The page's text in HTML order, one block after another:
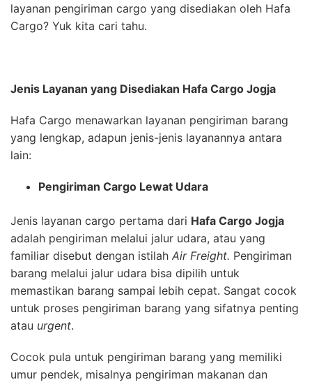
layanan pengiriman cargo yang disediakan oleh Hafa
Cargo? Yuk kita cari tahu.
Jenis Layanan yang Disediakan Hafa Cargo Jogja
Hafa Cargo menawarkan layanan pengiriman barang
yang lengkap, adapun jenis-jenis layanannya antara
lain:
Pengiriman Cargo Lewat Udara
Jenis layanan cargo pertama dari Hafa Cargo Jogja
adalah pengiriman melalui jalur udara, atau yang
familiar disebut dengan istilah Air Freight. Pengiriman
barang melalui jalur udara bisa dipilih untuk
memastikan barang sampai lebih cepat. Sangat cocok
untuk proses pengiriman barang yang sifatnya penting
atau urgent.
Cocok pula untuk pengiriman barang yang memiliki
umur pendek, misalnya pengiriman makanan dan